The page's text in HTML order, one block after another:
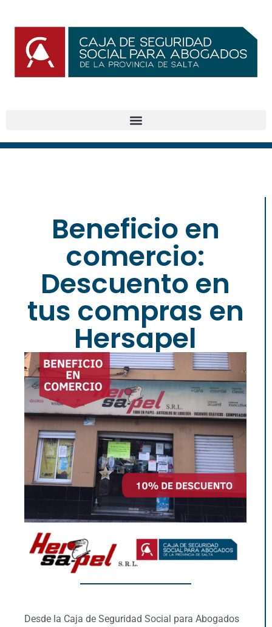
Beneficio en
comercio:
Descuento en
tus compras en
Hersapel
Desde la Caja de Seguridad Social para Abogados